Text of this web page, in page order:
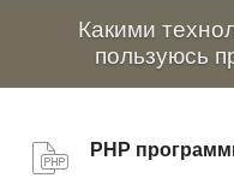
Какими
пользуюсь
PHP